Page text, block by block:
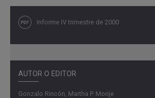
Informe IV trimestre de 2000
AUTOR O EDITOR
Gonzalo Rincón, Martha P. Monje
enseguida, al interiorde los indicadores
indicadoresmonetarios y financiero; un
escenariofue para inspeccionar la
déficit y el desarrollo del gasto según